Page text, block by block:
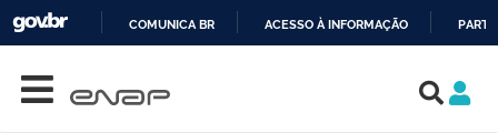
COMUNICA BR ACESSO À INFORMAÇÃO